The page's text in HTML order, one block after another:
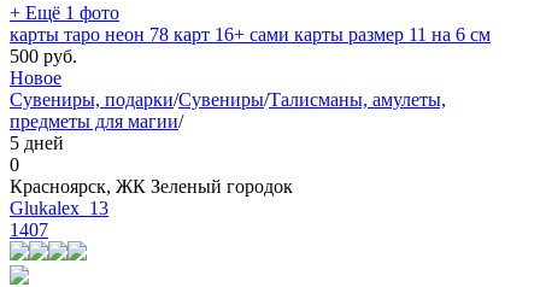
+ Ещё 1 фото
карты таро неон 78 карт 16+ сами карты размер 11 на 6 см
500 руб.
Новое
Сувениры, подарки/Сувениры/Талисманы, амулеты,
предметы для магии/
5 дней
0
Красноярск, ЖК Зеленый городок
Glukalex_13
1407